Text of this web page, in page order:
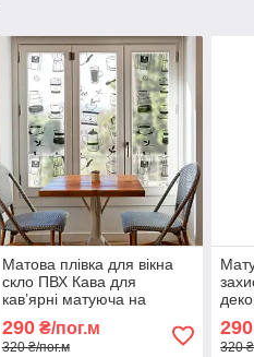
Матова плівка для вікна
скло ПВХ Кава для
кав’ярні матуюча на
шафу-купе для дзеркала 1
пог.м 1000х1000 мм
290₴/пог.м
320 ₴/пог.м
290
320